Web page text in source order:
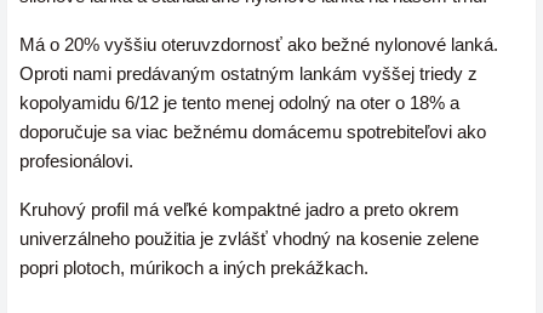
Má o 20% vyššiu oteruvzdornosť ako bežné nylonové lanká.
Oproti nami predávaným ostatným lankám vyššej triedy z
kopolyamidu 6/12 je tento menej odolný na oter o 18% a
doporučuje sa viac bežnému domácemu spotrebiteľovi ako
profesionálovi.
Kruhový profil má veľké kompaktné jadro a preto okrem
univerzálneho použitia je zvlášť vhodný na kosenie zelene
popri plotoch, múrikoch a iných prekážkach.